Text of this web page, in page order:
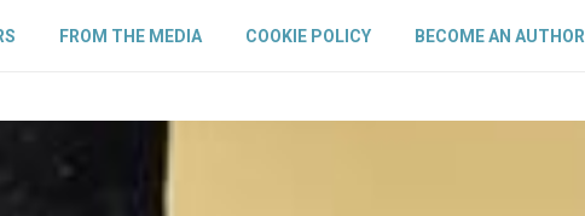
FROM THE MEDIA COOKIE POLICY BECOME AN AUTHOR